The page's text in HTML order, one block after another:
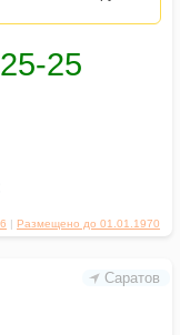
| Размещено до 01.01.1970
Саратов